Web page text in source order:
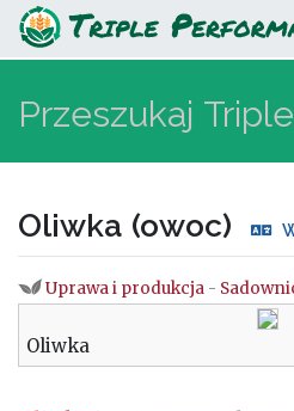
Oliwka (owoc)
Oliwka (owoc)
Skocz do:nawigacja ,szukaj
Uprawa i produkcja -
Oliwka